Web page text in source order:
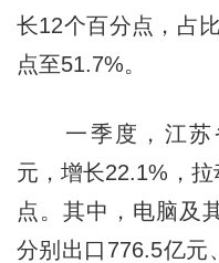
长12个百分点，占
点至51.7%。
一季度，江苏
元，增长22.1%，
点。其中，电脑及
分别出口776.5亿元